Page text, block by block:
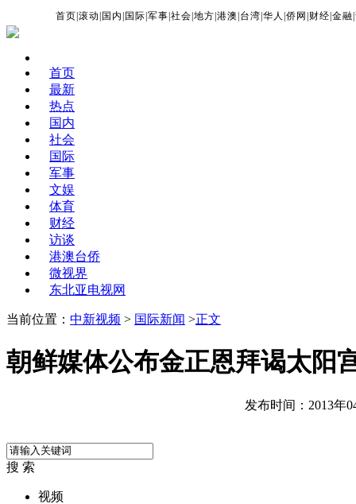
首页 |滚动 国内 国际 |军事 |社会 |地方 |港澳 台湾 |华人 |侨网 财经 |金融 |
首页
最新
热点
国内
社会
国际
军事
文娱
体育
财经
访谈
港澳台侨
微视界
东北亚电视网
当前位置： 中新视频 > 国际新闻 >正文
朝鲜媒体公布金正恩拜谒太阳
发布时间：2013年
搜 索
视频